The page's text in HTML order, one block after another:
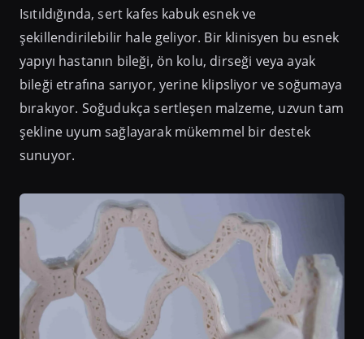
Isıtıldığında, sert kafes kabuk esnek ve
şekillendirilebilir hale geliyor. Bir klinisyen bu esnek
yapıyı hastanın bileği, ön kolu, dirseği veya ayak
bileği etrafına sarıyor, yerine klipsliyor ve soğumaya
bırakıyor. Soğudukça sertleşen malzeme, uzvun tam
şekline uyum sağlayarak mükemmel bir destek
sunuyor.